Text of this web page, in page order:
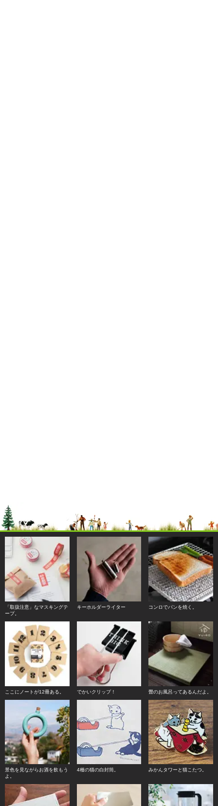
「取扱注意」なマスキングテ
ープ。
キーホルダーライター コンロでパンを焼く。
ここにノートが12冊ある。 でかいクリップ！ 畳のお風呂ってあるんだよ。
景色を見ながらお酒を飲もう
よ。
4種の猫の白封筒。 みかんタワーと猫こたつ。